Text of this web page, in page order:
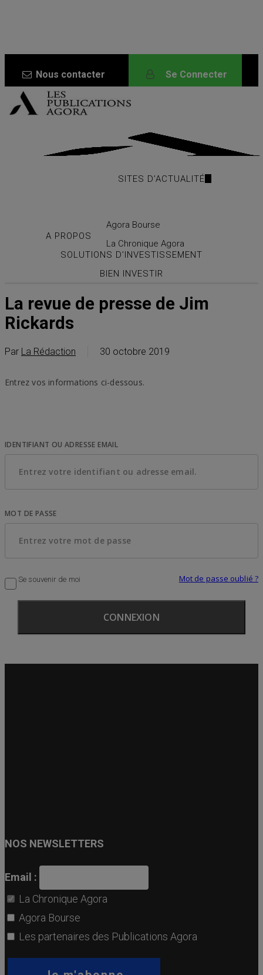
contentNous contacter Se Connecter
A PROPOS
SITES D’ACTUALITÉ
Agora Bourse
La Chronique Agora
SOLUTIONS D’INVESTISSEMENT
BIEN INVESTIR
La revue de presse de Jim
Rickards
Par La Rédaction 30 octobre 2019
Entrez vos informations ci-dessous.
IDENTIFIANT OU ADRESSE EMAIL
MOT DE PASSE
Se souvenir de moi Mot de passe oublié ?
NOS NEWSLETTERS
Email :
La Chronique Agora
Agora Bourse
Les partenaires des Publications Agora